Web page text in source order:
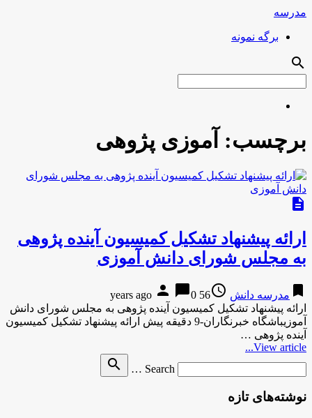
مدرسه
برگه نمونه
search
برچسب: آموزی پژوهی
description
ارائه پیشنهاد تشکیل کمیسیون آینده پژوهی
به مجلس شورای دانش آموزی
bookmark مدرسه دانش access_time
56 years ago
person chat_bubble0
ارائه پیشنهاد تشکیل کمیسیون آینده پژوهی به مجلس شورای دانش
آموزیباشگاه خبرنگاران-9 دقیقه پیش ارائه پیشنهاد تشکیل کمیسیون
آینده پژوهی …
View article...
Search …
search
نوشته‌های تازه